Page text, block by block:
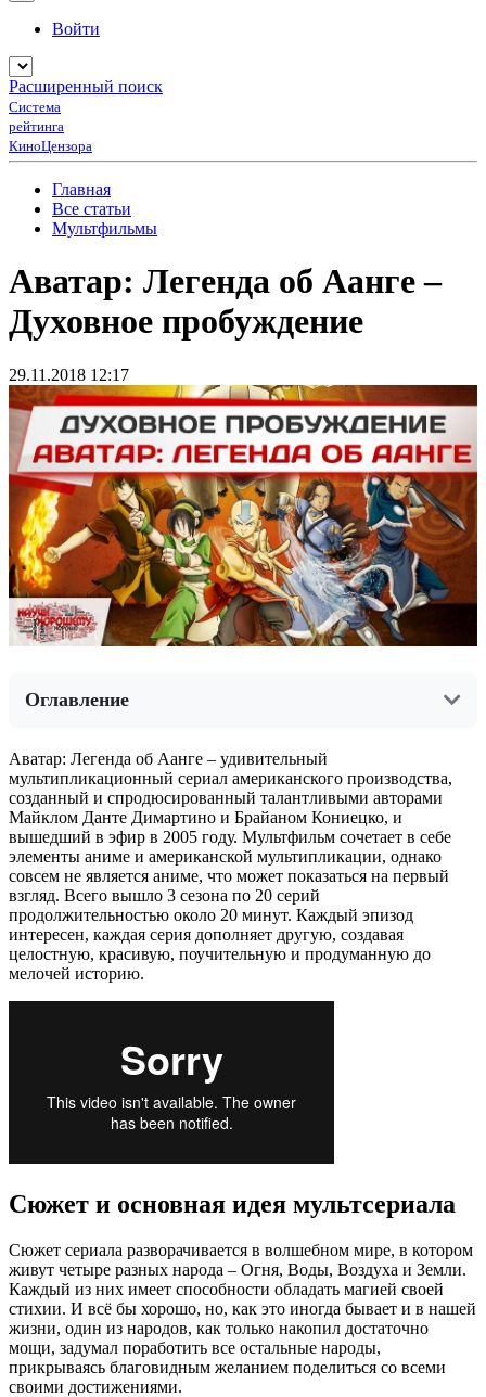
Войти
Расширенный поиск
Система
рейтинга
КиноЦензора
Главная
Все статьи
Мультфильмы
Аватар: Легенда об Аанге –
Духовное пробуждение
29.11.2018 12:17
Оглавление
Аватар: Легенда об Аанге – удивительный
мультипликационный сериал американского производства,
созданный и спродюсированный талантливыми авторами
Майклом Данте Димартино и Брайаном Кониецко, и
вышедший в эфир в 2005 году. Мультфильм сочетает в себе
элементы аниме и американской мультипликации, однако
совсем не является аниме, что может показаться на первый
взгляд. Всего вышло 3 сезона по 20 серий
продолжительностью около 20 минут. Каждый эпизод
интересен, каждая серия дополняет другую, создавая
целостную, красивую, поучительную и продуманную до
мелочей историю.
Сюжет и основная идея мультсериала
Сюжет сериала разворачивается в волшебном мире, в котором
живут четыре разных народа – Огня, Воды, Воздуха и Земли.
Каждый из них имеет способности обладать магией своей
стихии. И всё бы хорошо, но, как это иногда бывает и в нашей
жизни, один из народов, как только накопил достаточно
мощи, задумал поработить все остальные народы,
прикрываясь благовидным желанием поделиться со всеми
своими достижениями.